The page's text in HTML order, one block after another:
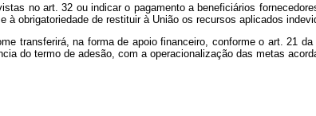
no art. 32 ou indicar o pagamento a beneficiários
obrigatoriedade de restituir à União os recursos aplicados
transferirá, na forma de apoio financeiro, conforme o art. 21
do termo de adesão, com a operacionalização das metas